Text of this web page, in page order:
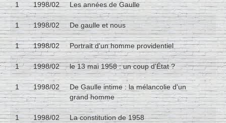
1 1998/02 Les années de Gaulle
1 1998/02 De gaulle et nous
1 1998/02 Portrait d'un homme providentiel
1 1998/02 le 13 mai 1958 : un coup d'État ?
1 1998/02
De Gaulle intime : la mélancolie d'un
grand homme
1 1998/02 La constitution de 1958